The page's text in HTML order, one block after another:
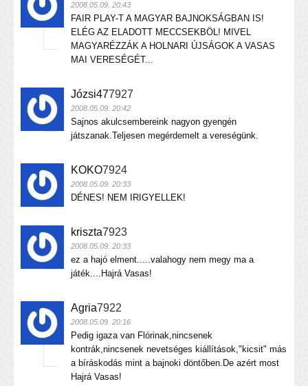
2008.05.09. 20:43
FAIR PLAY-T A MAGYAR BAJNOKSÁGBAN IS!
ELÉG AZ ELADOTT MECCSEKBÖL! MIVEL
MAGYARÉZZÁK A HOLNARI ÚJSÁGOK A VASAS
MAI VERESÉGÉT...
Józsi477927
2008.05.09. 20:42
Sajnos akulcsembereink nagyon gyengén
játszanak.Teljesen megérdemelt a vereségünk.
KOKO7924
2008.05.09. 20:33
DÉNES! NEM IRIGYELLEK!
kriszta7923
2008.05.09. 20:33
ez a hajó elment.....valahogy nem megy ma a
játék....Hajrá Vasas!
Agria7922
2008.05.09. 20:16
Pedig igaza van Flórinak,nincsenek
kontrák,nincsenek nevetséges kiállítások,"kicsit" más
a bíráskodás mint a bajnoki döntőben.De azért most
Hajrá Vasas!